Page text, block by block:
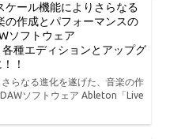
ケール機能によりさらなる
の作成とパフォーマンスの
ソフトウェア
種エディションとアップグ
！
らなる進化を遂げた、音楽の作
ソフトウェア Ableton「Live